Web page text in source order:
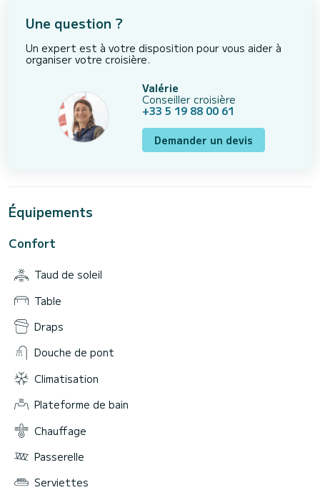
Une question ?
Un expert est à votre disposition pour vous aider à
organiser votre croisière.
Valérie
Conseiller croisière
+33 5 19 88 00 61
Demander un devis
Équipements
Confort
Taud de soleil
Table
Draps
Douche de pont
Climatisation
Plateforme de bain
Chauffage
Passerelle
Serviettes